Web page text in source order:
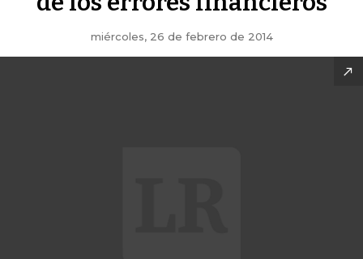
miércoles, 26 de febrero de 2014